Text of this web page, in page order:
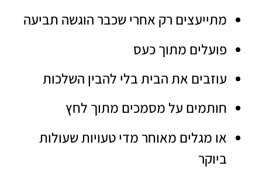
מתייעצים רק אחרי שכבר הוגשה תביעה
פועלים מתוך כעס
עוזבים את הבית בלי להבין השלכות
חותמים על מסמכים מתוך לחץ
או מגלים מאוחר מדי טעויות שעולות
ביוקר